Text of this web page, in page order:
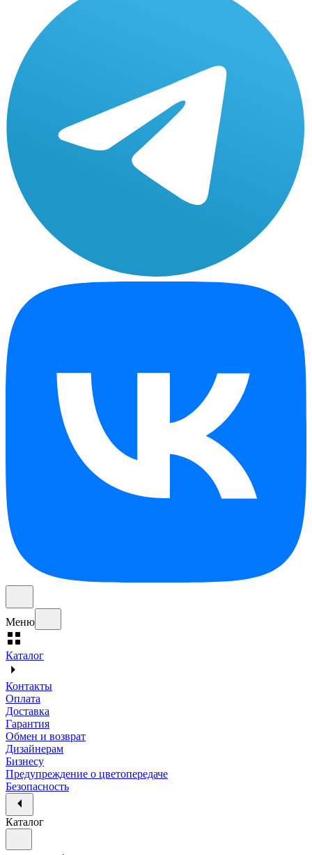
Меню
Каталог
Контакты
Оплата
Доставка
Гарантия
Обмен и возврат
Дизайнерам
Бизнесу
Предупреждение о цветопередаче
Безопасность
Каталог